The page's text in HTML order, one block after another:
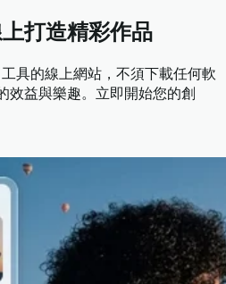
打造精彩作品
具的線上網站，不須下載任何軟
效益與樂趣。立即開始您的創